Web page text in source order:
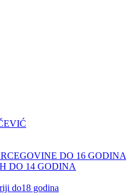
DO 16 GODINA
DO 14 GODINA
do18 godina